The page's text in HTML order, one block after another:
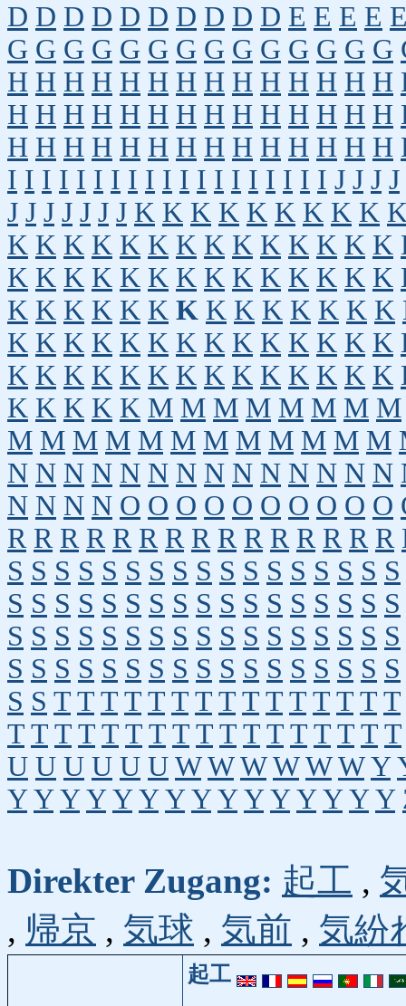
D D D D D D D D D D E E E E
G G G G G G G G G G G G G G
H H H H H H H H H H H H H H
H H H H H H H H H H H H H H
H H H H H H H H H H H H H H
I I I I I I I I I I I I I I I I I I I J J J J
J J J J J J J K K K K K K K K K
K K K K K K K K K K K K K K
K K K K K K K K K K K K K K
K K K K K K K K K K K K K K
K K K K K K K K K K K K K K
K K K K K K K K K K K K K K
K K K K K M M M M M M M M
M M M M M M M M M M M M
N N N N N N N N N N N N N N
N N N N O O O O O O O O O O
R R R R R R R R R R R R R R R
S S S S S S S S S S S S S S S S S
S S S S S S S S S S S S S S S S S
S S S S S S S S S S S S S S S S S
S S S S S S S S S S S S S S S S S
S S T T T T T T T T T T T T T T T
T T T T T T T T T T T T T T T T T
U U U U U U W W W W W W Y
Y Y Y Y Y Y Y Y Y Y Y Y Y Y Y
Direkter Zugang: 起工 ,
, 帰京 , 気球 , 気前 , 気紛
起工